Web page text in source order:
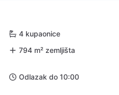
4 kupaonice
794 m² zemljišta
Odlazak do 10:00